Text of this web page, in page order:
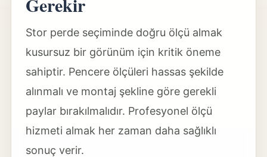
Stor perde seçiminde doğru ölçü almak
kusursuz bir görünüm için kritik öneme
sahiptir. Pencere ölçüleri hassas şekilde
alınmalı ve montaj şekline göre gerekli
paylar bırakılmalıdır. Profesyonel ölçü
hizmeti almak her zaman daha sağlıklı
sonuç verir.